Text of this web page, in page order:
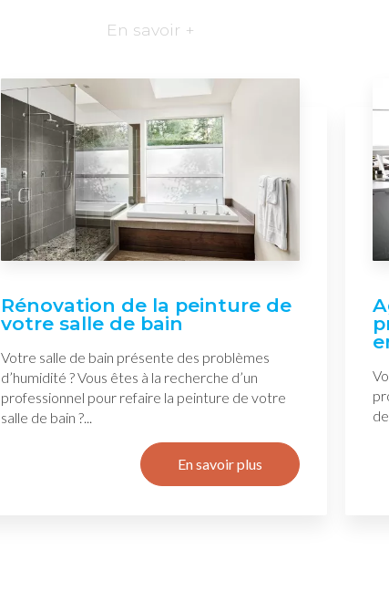
En savoir +
Rénovation de la peinture de
votre salle de bain
Votre salle de bain présente des problèmes
d’humidité ? Vous êtes à la recherche d’un
professionnel pour refaire la peinture de votre
salle de bain ?...
En savoir plus